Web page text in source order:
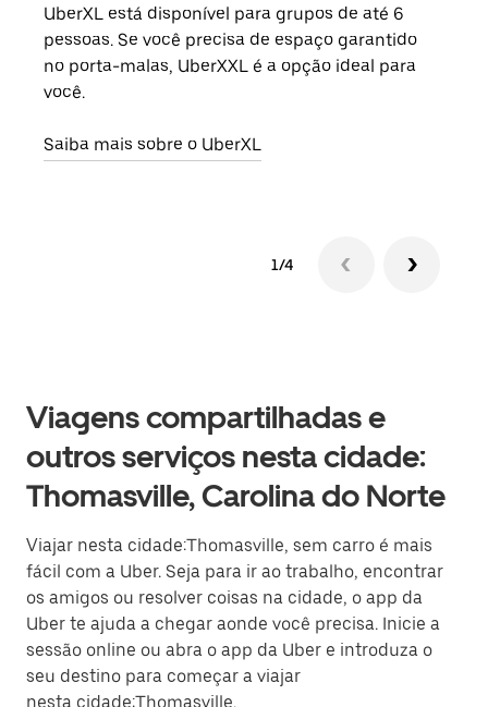
UberXL está disponível para grupos de até 6
pessoas. Se você precisa de espaço garantido
no porta-malas, UberXXL é a opção ideal para
você.
Saiba mais sobre o UberXL
1/4
Viagens compartilhadas e
outros serviços nesta cidade:
Thomasville, Carolina do Norte
Viajar nesta cidade:Thomasville, sem carro é mais
fácil com a Uber. Seja para ir ao trabalho, encontrar
os amigos ou resolver coisas na cidade, o app da
Uber te ajuda a chegar aonde você precisa. Inicie a
sessão online ou abra o app da Uber e introduza o
seu destino para começar a viajar
nesta cidade:Thomasville.